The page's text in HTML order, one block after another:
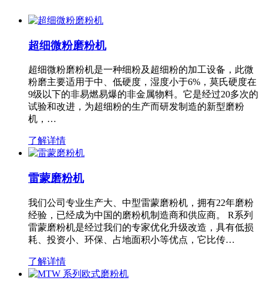
超细微粉磨粉机
超细微粉磨粉机是一种细粉及超细粉的加工设备，此微
粉磨主要适用于中、低硬度，湿度小于6%，莫氏硬度在
9级以下的非易燃易爆的非金属物料。它是经过20多次的
试验和改进，为超细粉的生产而研发制造的新型磨粉
机，…
了解详情
雷蒙磨粉机
我们公司专业生产大、中型雷蒙磨粉机，拥有22年磨粉
经验，已经成为中国的磨粉机制造商和供应商。 R系列
雷蒙磨粉机是经过我们的专家优化升级改造，具有低损
耗、投资小、环保、占地面积小等优点，它比传…
了解详情